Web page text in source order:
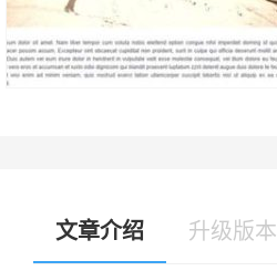
文章介绍 升级版本